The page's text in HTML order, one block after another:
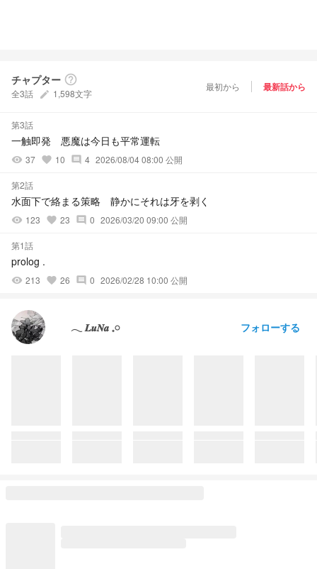
チャプター help_outline
全3話 create 1,598文字
最初から 最新話から
第3話
一触即発 悪魔は今日も平常運転
visibility 37 favorite 10 comment 4 2026/08/04 08:00 公開
第2話
水面下で絡まる策略 静かにそれは牙を剥く
visibility 123 favorite 23 comment 0 2026/03/20 09:00 公開
第1話
prolog .
visibility 213 favorite 26 comment 0 2026/02/28 10:00 公開
𓂃 𝑳𝒖𝑵𝒂 𓈒𓏸 フォローする